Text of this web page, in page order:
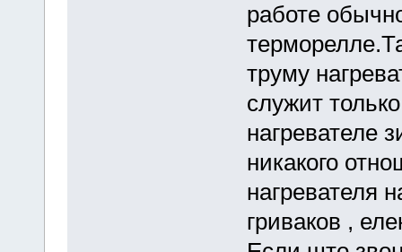
работе
труму
служит
нагревателе
никакого
нагревателя
гриваков ,